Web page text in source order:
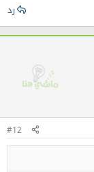
رد
#12